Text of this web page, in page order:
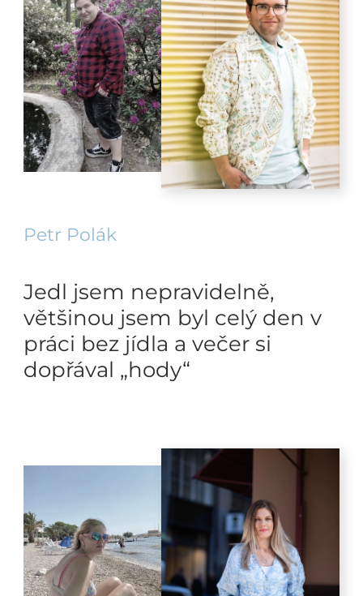
Petr Polák
Jedl jsem nepravidelně,
většinou jsem byl celý den v
práci bez jídla a večer si
dopřával „hody“